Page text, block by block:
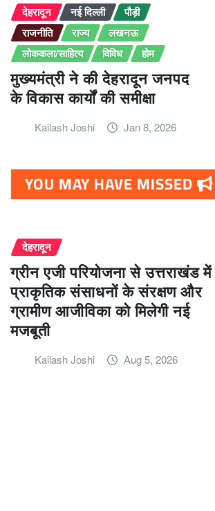
देहरादून
नई दिल्ली
पौड़ी
राजनीति
राज्य
लखनऊ
लोककला/साहित्य
विविध होम
मुख्यमंत्री ने की देहरादून जनपद
के विकास कार्यों की समीक्षा
Kailash Joshi Jan 8, 2026
YOU MAY HAVE MISSED
देहरादून
ग्रीन एजी परियोजना से उत्तराखंड में
प्राकृतिक संसाधनों के संरक्षण और
ग्रामीण आजीविका को मिलेगी नई
मजबूती
Kailash Joshi Aug 5, 2026